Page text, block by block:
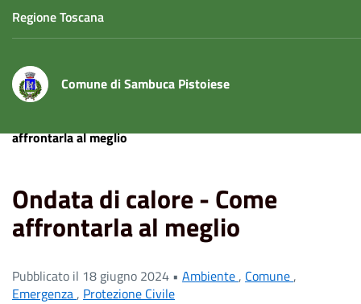
Regione Toscana
Comune di Sambuca Pistoiese
affrontarla al meglio
Ondata di calore - Come
affrontarla al meglio
Pubblicato il 18 giugno 2024 • Ambiente, Comune,
Emergenza, Protezione Civile